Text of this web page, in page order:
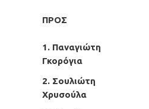
ΠΡΟΣ
1. Παναγιώτη
Γκορόγια
2. Σουλιώτη
Χρυσούλα